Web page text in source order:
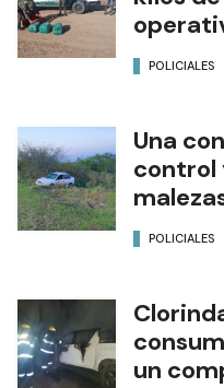
POLICIALES
Una
control
POLICIALES
un